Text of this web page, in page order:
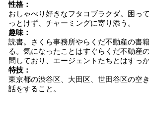
性格：
おしゃべり好きなフタコブラクダ。困っ
っとけず、チャーミングに寄り添う。
趣味：
読書。さくら事務所やらくだ不動産の書
る。気になったことはすぐらくだ不動産
問しており、エージェントたちとはすっ
特技：
東京都の渋谷区、大田区、世田谷区の空
話をすること。